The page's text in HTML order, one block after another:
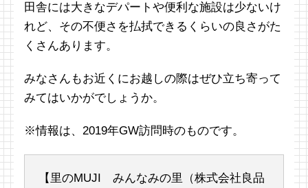
田舎には大きなデパートや便利な施設は少ないけ
れど、その不便さを払拭できるくらいの良さがた
くさんあります。
みなさんもお近くにお越しの際はぜひ立ち寄って
みてはいかがでしょうか。
※情報は、2019年GW訪問時のものです。
【里のMUJI みんなみの里（株式会社良品